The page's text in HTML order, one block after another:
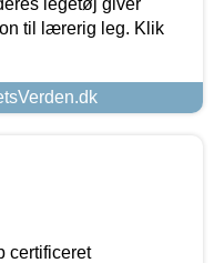
til lærerig leg. Klik
certificeret